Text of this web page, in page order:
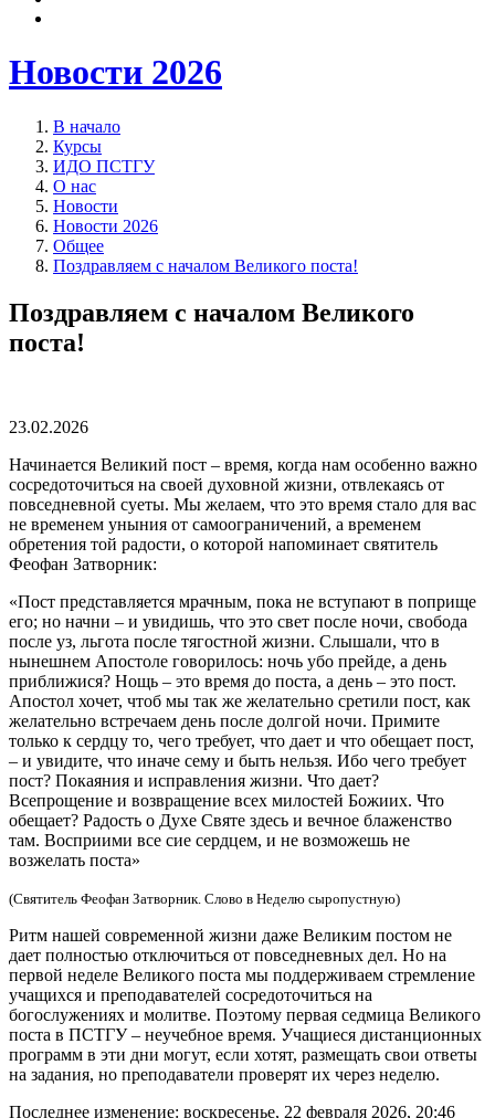
Новости 2026
В начало
Курсы
ИДО ПСТГУ
О нас
Новости
Новости 2026
Общее
Поздравляем с началом Великого поста!
Поздравляем с началом Великого
поста!
23.02.2026
Начинается Великий пост – время, когда нам особенно важно
сосредоточиться на своей духовной жизни, отвлекаясь от
повседневной суеты. Мы желаем, что это время стало для вас
не временем уныния от самоограничений, а временем
обретения той радости, о которой напоминает святитель
Феофан Затворник:
«Пост представляется мрачным, пока не вступают в поприще
его; но начни – и увидишь, что это свет после ночи, свобода
после уз, льгота после тягостной жизни. Слышали, что в
нынешнем Апостоле говорилось: ночь убо прейде, а день
приближися? Нощь – это время до поста, а день – это пост.
Апостол хочет, чтоб мы так же желательно сретили пост, как
желательно встречаем день после долгой ночи. Примите
только к сердцу то, чего требует, что дает и что обещает пост,
– и увидите, что иначе сему и быть нельзя. Ибо чего требует
пост? Покаяния и исправления жизни. Что дает?
Всепрощение и возвращение всех милостей Божиих. Что
обещает? Радость о Духе Святе здесь и вечное блаженство
там. Восприими все сие сердцем, и не возможешь не
возжелать поста»
(Святитель Феофан Затворник. Слово в Неделю сыропустную)
Ритм нашей современной жизни даже Великим постом не
дает полностью отключиться от повседневных дел. Но на
первой неделе Великого поста мы поддерживаем стремление
учащихся и преподавателей сосредоточиться на
богослужениях и молитве. Поэтому первая седмица Великого
поста в ПСТГУ – неучебное время. Учащиеся дистанционных
программ в эти дни могут, если хотят, размещать свои ответы
на задания, но преподаватели проверят их через неделю.
Последнее изменение: воскресенье, 22 февраля 2026, 20:46